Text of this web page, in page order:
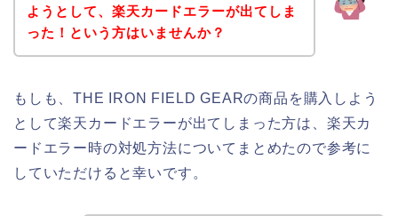
ようとして、楽天カードエラーが出てしま
った！という方はいませんか？
もしも、THE IRON FIELD GEARの商品を購入しよう
として楽天カードエラーが出てしまった方は、楽天カ
ードエラー時の対処方法についてまとめたので参考に
していただけると幸いです。